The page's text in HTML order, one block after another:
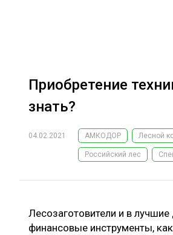
Приобретение
знать?
04.02.2021 АМКОДОР Лесной
Российский лес
Лесозаготовители и в
финансовые инструменты,